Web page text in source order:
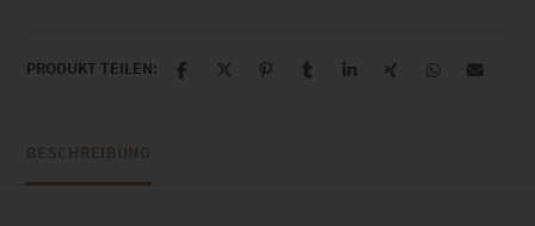
PRODUKT TEILEN:
BESCHREIBUNG